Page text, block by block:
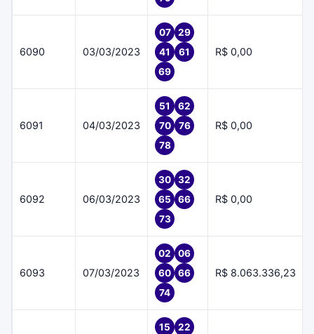
6090 03/03/2023
07
29
41
61
69
R$ 0,00
6091 04/03/2023
51
62
70
76
78
R$ 0,00
6092 06/03/2023
30
32
65
66
73
R$ 0,00
6093 07/03/2023
02
06
60
66
74
R$ 8.063.336,23
15
22